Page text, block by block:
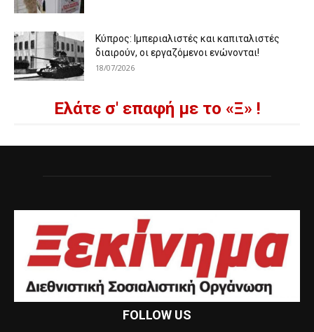
Κύπρος: Ιμπεριαλιστές και καπιταλιστές
διαιρούν, οι εργαζόμενοι ενώνονται!
18/07/2026
Ελάτε σ' επαφή με το «Ξ» !
FOLLOW US